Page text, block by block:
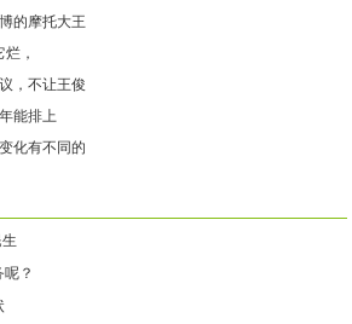
的摩托大王
，
，不让王俊
能排上
化有不同的
？